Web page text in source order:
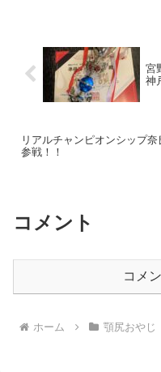
宮
神
リアルチャンピオンシップ奈
参戦！！
コメント
コメ
ホーム 顎尻おやじ